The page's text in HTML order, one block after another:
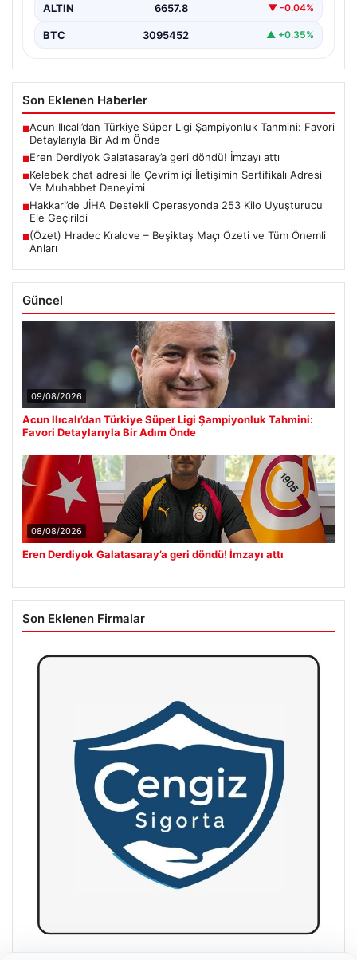
ALTIN 6657.8 ▼ -0.04%
BTC 3095452 ▲ +0.35%
Son Eklenen Haberler
■Acun Ilıcalı’dan Türkiye Süper Ligi Şampiyonluk Tahmini: Favori
Detaylarıyla Bir Adım Önde
■Eren Derdiyok Galatasaray’a geri döndü! İmzayı attı
■Kelebek chat adresi İle Çevrim içi İletişimin Sertifikalı Adresi
Ve Muhabbet Deneyimi
■Hakkari’de JİHA Destekli Operasyonda 253 Kilo Uyuşturucu
Ele Geçirildi
■(Özet) Hradec Kralove – Beşiktaş Maçı Özeti ve Tüm Önemli
Anları
Güncel
09/08/2026
Acun Ilıcalı’dan Türkiye Süper Ligi Şampiyonluk Tahmini:
Favori Detaylarıyla Bir Adım Önde
08/08/2026
Eren Derdiyok Galatasaray’a geri döndü! İmzayı attı
Son Eklenen Firmalar